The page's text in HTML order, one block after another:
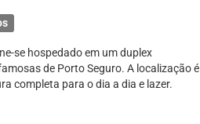
se hospedado em um duplex
de Porto Seguro. A localização é
completa para o dia a dia e lazer.